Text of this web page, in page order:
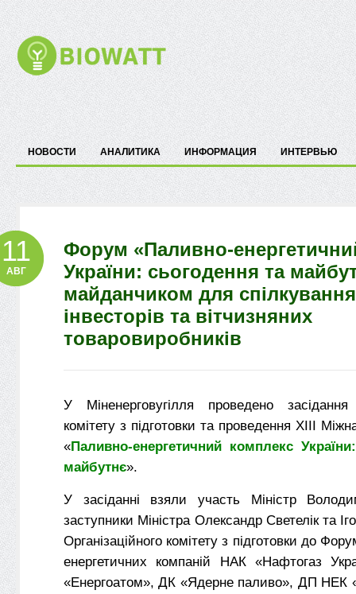
НОВОСТИ АНАЛИТИКА ИНФОРМАЦИЯ ИНТЕРВЬЮ
Форум «Паливно-
України: сьогодення та
майданчиком для спілкування
інвесторів та вітчизняних
товаровиробників
11
АВГ
У Міненерговугілля проведено засідання
комітету з підготовки та проведення ХІІІ
«Паливно-енергетичний комплекс
майбутнє».
У засіданні взяли участь Міністр
заступники Міністра Олександр Светелік та
Організаційного комітету з підготовки до
енергетичних компаній НАК «Нафтогаз
«Енергоатом», ДК «Ядерне паливо», ДП НЕК